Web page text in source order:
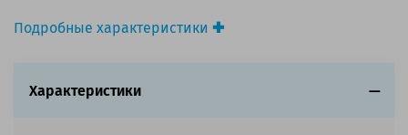
Подробные характеристики
Цвет:Бежевый
Характеристики